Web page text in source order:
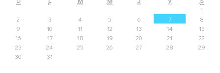
1
2
3 4 5 6 7
8
9
10 11 12 13 14
15
16
17 18 19 20 21
22
23
24 25 26 27 28
29
30
31